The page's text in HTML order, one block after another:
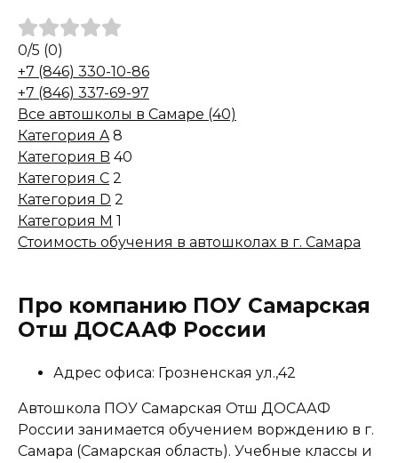
0/5 (0)
+7 (846) 330-10-86
+7 (846) 337-69-97
Все автошколы в Самаре (40)
Категория A 8
Категория B 40
Категория C 2
Категория D 2
Категория M 1
Стоимость обучения в автошколах в г. Самара
Про компанию ПОУ Самарская
Отш ДОСААФ России
Адрес офиса: Грозненская ул.,42
Автошкола ПОУ Самарская Отш ДОСААФ
России занимается обучением ворждению в г.
Самара (Самарская область). Учебные классы и